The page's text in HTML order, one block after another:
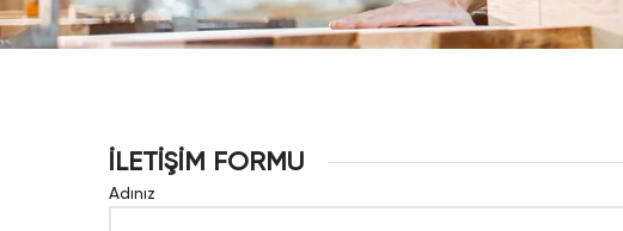
İLETİŞİM FORMU
Adınız